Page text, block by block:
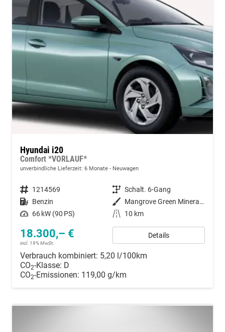
Hyundai i20
Comfort *VORLAUF*
unverbindliche Lieferzeit: 6 Monate Neuwagen
Fahrzeugnummer 1214569 Getriebe Schalt. 6-Gang
Kraftstoff Benzin Außenfarbe
Mangrove Green Mineraleffekt
Leistung 66 kW (90 PS) Kilometerstand 10 km
18.300,– €
incl. 19% MwSt.
Details
Verbrauch kombiniert: 5,20 l/100km
CO2-Klasse: D
CO2-Emissionen: 119,00 g/km